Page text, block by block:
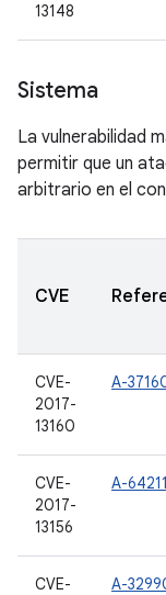
13148
Sistema
La vulnerabilidad
permitir que un
arbitrario en el
CVE
CVE-
2017-
13160
A-
CVE-
2017-
13156
A-
CVE-
A-